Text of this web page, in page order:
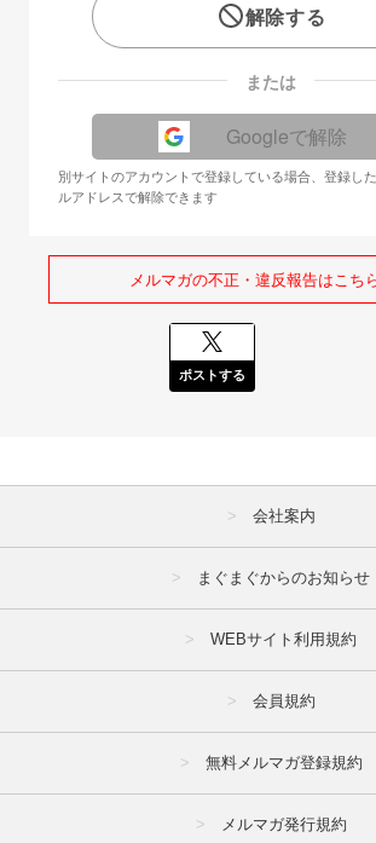
解除する
または
Googleで解除
別サイトのアカウントで登録している場合、登録し
ルアドレスで解除できます
メルマガの不正・違反報告はこち
ポストする
会社案内
まぐまぐからのお知らせ
WEBサイト利用規約
会員規約
無料メルマガ登録規約
メルマガ発行規約